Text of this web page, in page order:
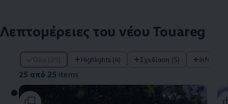
Λεπτομέρειες του νέου Touareg
Όλα (25) Highlights (4) Σχεδίαση (5)
25 από 25 items
25 από 25 items